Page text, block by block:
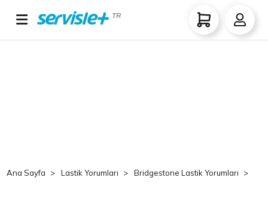
TR
Ana Sayfa Lastik Yorumları Bridgestone Lastik Yorumları